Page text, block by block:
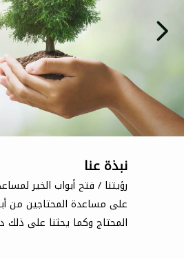
نبذة عنا
رؤيتنا / فتح أبواب الخير
على مساعدة المحتاجين من
المحتاج وكما يحثنا على ذلك